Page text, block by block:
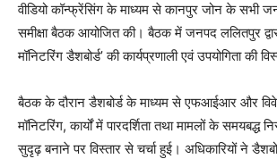
वीडियो कॉन्फ्रेंसिंग के माध्यम से कानपुर जोन के सभी
समीक्षा बैठक आयोजित की। बैठक में जनपद ललितपुर
मॉनिटरिंग डैशबोर्ड’ की कार्यप्रणाली एवं उपयोगिता की
बैठक के दौरान डैशबोर्ड के माध्यम से एफआईआर और
मॉनिटरिंग, कार्यों में पारदर्शिता तथा मामलों के
सुदृढ़ बनाने पर विस्तार से चर्चा हुई। अधिकारियों ने